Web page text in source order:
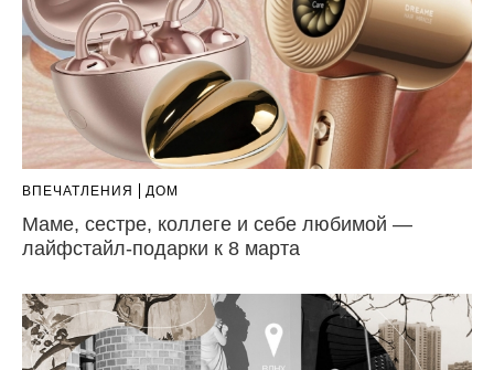
ВПЕЧАТЛЕНИЯ ДОМ
Маме, сестре, коллеге и себе любимой —
лайфстайл-подарки к 8 марта